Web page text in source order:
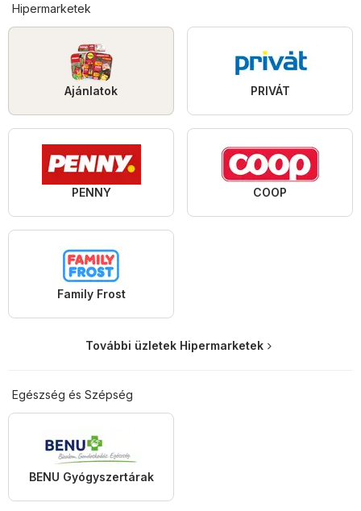
Hipermarketek
Ajánlatok PRIVÁT
PENNY COOP
Family Frost
További üzletek Hipermarketek
Egészség és Szépség
BENU Gyógyszertárak